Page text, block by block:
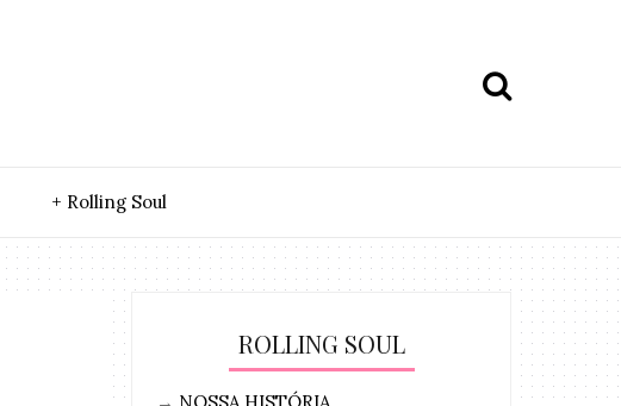
+ Rolling Soul
ROLLING SOUL